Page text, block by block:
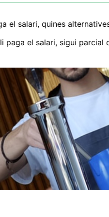
el salari, quines
paga el salari, sigui